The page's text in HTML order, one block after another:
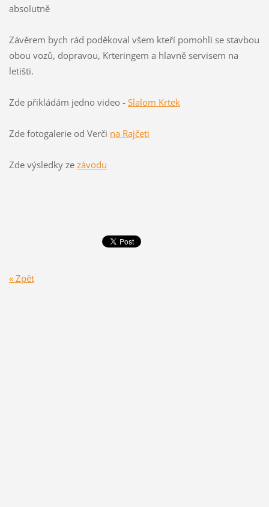
absolutně
Závěrem bych rád poděkoval všem kteří pomohli se stavbou
obou vozů, dopravou, Krteringem a hlavně servisem na
letišti.
Zde přikládám jedno video - Slalom Krtek
Zde fotogalerie od Verči na Rajčeti
Zde výsledky ze závodu
« Zpět